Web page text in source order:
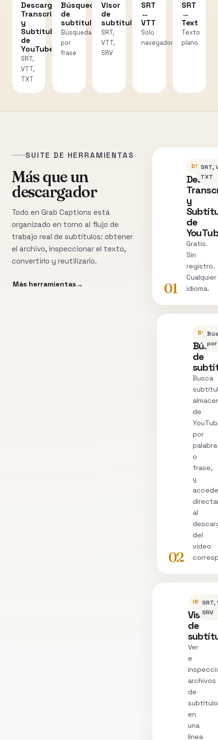
Descarga
Transcripciones
y
Subtítulos
de
YouTube
SRT,
VTT,
TXT
Búsqueda
de
subtítulos
Búsqueda
por
frase
Visor
de
subtítulos
SRT,
VTT,
SRV
SRT
↔
VTT
Solo
navegador
SRT
→
Text
Texto
plano
SUITE DE HERRAMIENTAS
Más que un
descargador
Todo en Grab Captions está
organizado en torno al flujo de
trabajo real de subtítulos: obtener
el archivo, inspeccionar el texto,
convertirlo y reutilizarlo.
Más herramientas 01
y
de
Gratis.
Sin
registro.
Cualquier
idioma.
SRT,
TXT
02
de
Busca
de
por
palabra
o
frase,
y
accede
al
del
video
Visor
de
Ver
e
archivos
de
en
una
línea
SRT,
SRV